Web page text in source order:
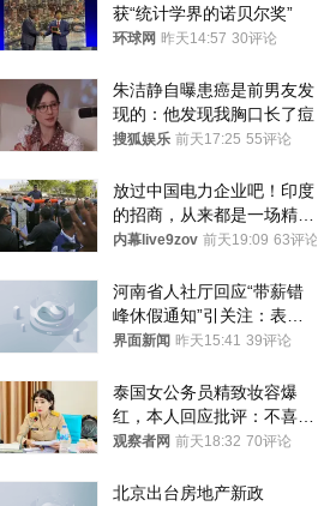
获“统计学界的诺贝尔奖”
环球网 昨天14:57 30评论
朱洁静自曝患癌是前男友发
现的：他发现我胸口长了痘
搜狐娱乐 前天17:25 55评论
放过中国电力企业吧！印度
的招商，从来都是一场精准
收割
内幕live9zov 前天19:09 63评论
河南省人社厅回应“带薪错
峰休假通知”引关注：表述
不够准确，待修改后印发
界面新闻 昨天15:41 39评论
泰国女公务员精致妆容爆
红，本人回应批评：不喜欢
就别看
观察者网 前天18:32 70评论
北京出台房地产新政